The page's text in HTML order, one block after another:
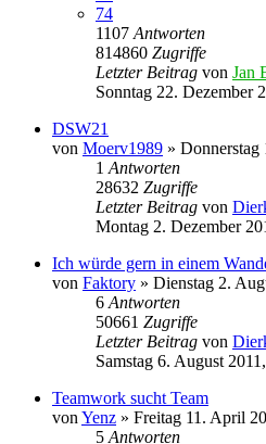
74
1107 Antworten
814860 Zugriffe
Letzter Beitrag von Jan
Sonntag 22. Dezember
DSW21
von Moerv1989 » Donnerstag
1 Antworten
28632 Zugriffe
Letzter Beitrag von
Montag 2. Dezember
Ich würde gern in einem
von Faktory » Dienstag 2.
6 Antworten
50661 Zugriffe
Letzter Beitrag von
Samstag 6. August
Teamwork sucht Team
von Yenz » Freitag 11. April
5 Antworten